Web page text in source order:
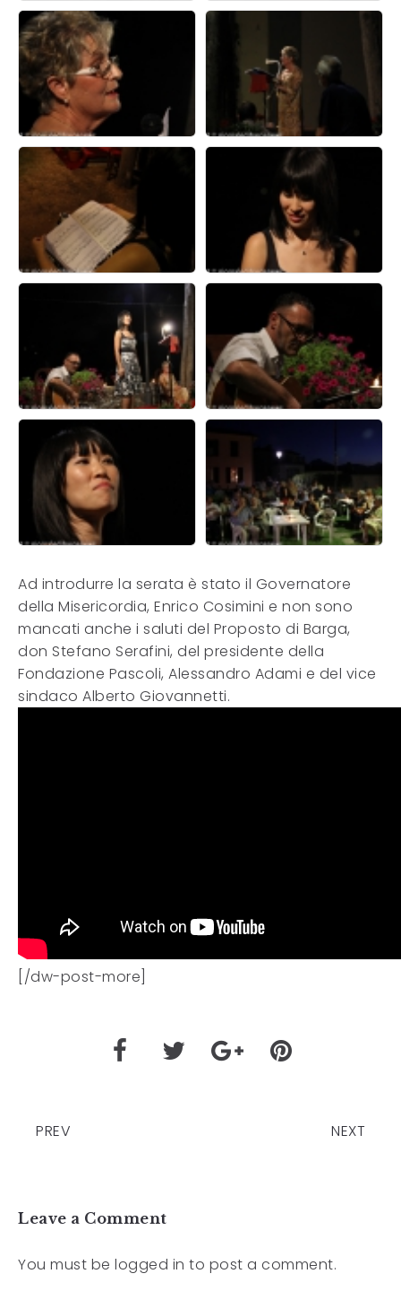
Ad introdurre la serata è stato il Governatore
della Misericordia, Enrico Cosimini e non sono
mancati anche i saluti del Proposto di Barga,
don Stefano Serafini, del presidente della
Fondazione Pascoli, Alessandro Adami e del vice
sindaco Alberto Giovannetti.
[/dw-post-more]
PREV NEXT
Leave a Comment
You must be logged in to post a comment.